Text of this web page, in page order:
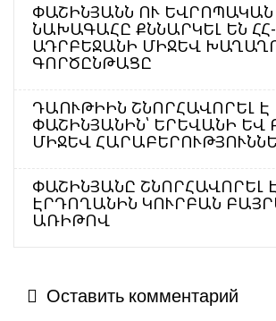
ՓԱՇԻՆՅԱՆՆ ՈՒ
ՆԱԽԱԳԱՀԸ ՔՆՆԱՐԿԵԼ ԵՆ
ԱԴՐԲԵՋԱՆԻ ՄԻՋԵՎ
ԳՈՐԾԸՆԹԱՑԸ
ԴԱՈՒԹԻԻՆ ՇՆՈՐՀԱՎՈՐԵԼ Է
ՓԱՇԻՆՅԱՆԻՆ՝ ԵՐԵՎԱՆԻ ԵՎ
ՄԻՋԵՎ
ՓԱՇԻՆՅԱՆԸ ՇՆՈՐՀԱՎՈՐԵԼ
ԷՐԴՈՂԱՆԻՆ ԿՈՒՐԲԱՆ
ԱՌԻԹՈՎ
Оставить комментарий